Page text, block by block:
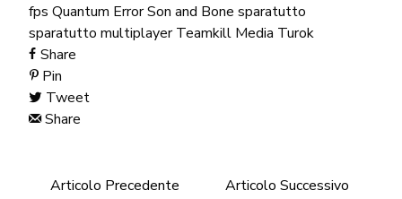
fps Quantum ErrorSon and Bone sparatutto
sparatutto multiplayer Teamkill Media Turok
Share
Pin
Tweet
Share
Articolo Precedente
Articolo Successivo